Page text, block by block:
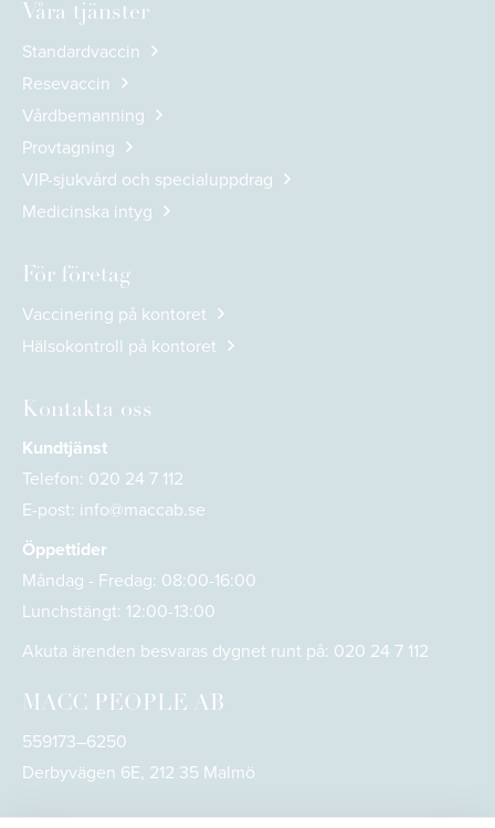
Våra tjänster
Standardvaccin
Resevaccin
Vårdbemanning
Provtagning
VIP-sjukvård och specialuppdrag
Medicinska intyg
För företag
Vaccinering på kontoret
Hälsokontroll på kontoret
Kontakta oss
Kundtjänst
Telefon: 020 24 7 112
E-post: info@maccab.se
Öppettider
Måndag - Fredag: 08:00-16:00
Lunchstängt: 12:00-13:00
Akuta ärenden besvaras dygnet runt på: 020 24 7 112
MACC PEOPLE AB
559173–6250
Derbyvägen 6E, 212 35 Malmö